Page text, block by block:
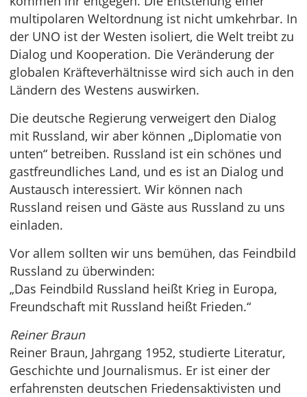
multipolaren Weltordnung ist nicht umkehrbar. In
der UNO ist der Westen isoliert, die Welt treibt zu
Dialog und Kooperation. Die Veränderung der
globalen Kräfteverhältnisse wird sich auch in den
Ländern des Westens auswirken.
Die deutsche Regierung verweigert den Dialog
mit Russland, wir aber können „Diplomatie von
unten“ betreiben. Russland ist ein schönes und
gastfreundliches Land, und es ist an Dialog und
Austausch interessiert. Wir können nach
Russland reisen und Gäste aus Russland zu uns
einladen.
Vor allem sollten wir uns bemühen, das Feindbild
Russland zu überwinden:
„Das Feindbild Russland heißt Krieg in Europa,
Freundschaft mit Russland heißt Frieden.“
Reiner Braun
Reiner Braun, Jahrgang 1952, studierte Literatur,
Geschichte und Journalismus. Er ist einer der
erfahrensten deutschen Friedensaktivisten und